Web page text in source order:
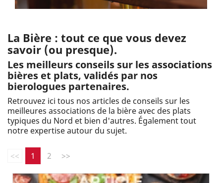
La Bière : tout ce que vous devez
savoir (ou presque).
Les meilleurs conseils sur les associations
bières et plats, validés par nos
bierologues partenaires.
Retrouvez ici tous nos articles de conseils sur les
meilleures associations de la bière avec des plats
typiques du Nord et bien d'autres. Également tout
notre expertise autour du sujet.
<< 1 2 >>